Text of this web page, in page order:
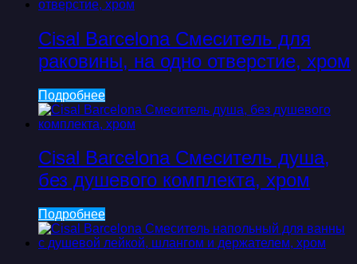
Cisal Barcelona Смеситель для
раковины, на одно отверстие, хром
Подробнее
Cisal Barcelona Смеситель душа,
без душевого комплекта, хром
Подробнее